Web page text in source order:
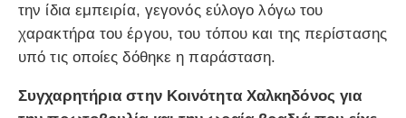
την ίδια εμπειρία, γεγονός εύλογο λόγω του
χαρακτήρα του έργου, του τόπου και της περίστασης
υπό τις οποίες δόθηκε η παράσταση.
Συγχαρητήρια στην Κοινότητα Χαλκηδόνος για